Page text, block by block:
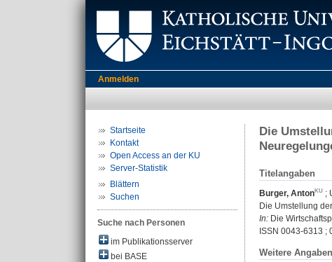
Anmelden
Startseite
Kontakt
Open Access an der KU
Server-Statistik
Blättern
Suchen
Suche nach Personen
im Publikationsserver
bei BASE
Die
Titelangaben
Burger, Anton ;
Die Umstellung
In: Die
ISSN 0043-6313 ;
Weitere Angaben